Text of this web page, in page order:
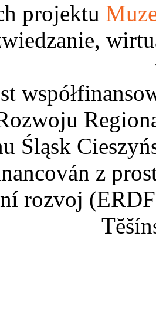
projektu
Śląsk
z
rozvoj